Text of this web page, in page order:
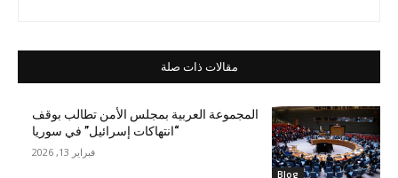
مقالات ذات صلة
Blog
المجموعة العربية بمجلس الأمن تطالب بوقف
“انتهاكات إسرائيل” في سوريا
فبراير 13, 2026